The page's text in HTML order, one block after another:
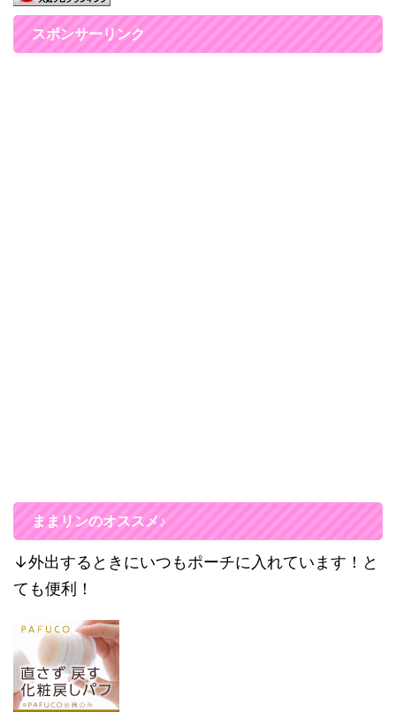
スポンサーリンク
ままリンのオススメ♪
↓外出するときにいつもポーチに入れています！と
ても便利！